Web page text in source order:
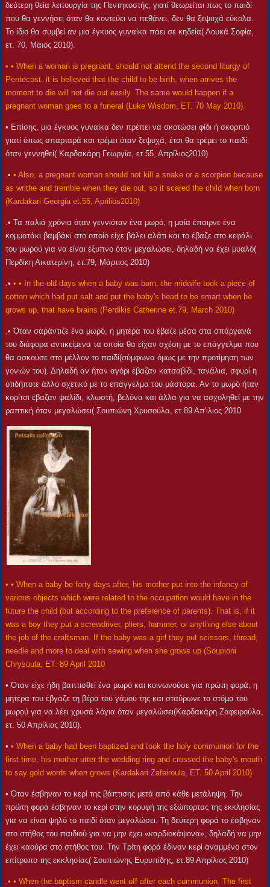
δεύτερη θεία λειτουργία της Πεντηκοστής, γιατί θεωρείται πως το παιδί
που θα γεννήσει όταν θα κοντεύει να πεθάνει, δεν θα ξεψυχά εύκολα.
Το ίδιο θα συμβεί αν μια έγκυος γυναίκα πάει σε κηδεία( Λουκά Σοφία,
ετ. 70, Μάιος 2010).
• • When a woman is pregnant, should not attend the second liturgy of
Pentecost, it is believed that the child to be birth, when arrives the
moment to die will not die out easily. The same would happen if a
pregnant woman goes to a funeral (Luke Wisdom, ET. 70 May 2010).
• Επίσης, μια έγκυος γυναίκα δεν πρέπει να σκοτώσει φίδι ή σκορπιό
γιατί όπως σπαρταρά και τρέμει όταν ξεψυχά, έτσι θα τρέμει το παιδί
όταν γεννηθεί( Καρδακάρη Γεωργία, ετ.55, Απρίλιος2010)
.• • Also, a pregnant woman should not kill a snake or a scorpion because
as writhe and tremble when they die out, so it scared the child when born
(Kardakari Georgia et.55, Aprilios2010)
.• Τα παλιά χρόνια όταν γεννιόταν ένα μωρό, η μαία έπαιρνε ένα
κομματάκι βαμβάκι στο οποίο είχε βάλει αλάτι και το έβαζε στο κεφάλι
του μωρού για να είναι έξυπνο όταν μεγαλώσει, δηλαδή να έχει μυαλό(
Περδίκη Αικατερίνη, ετ.79, Μάρτιος 2010)
.• • • In the old days when a baby was born, the midwife took a piece of
cotton which had put salt and put the baby's head to be smart when he
grows up, that have brains (Perdikis Catherine et.79, March 2010)
.• Όταν σαράντιζε ένα μωρό, η μητέρα του έβαζε μέσα στα σπάργανά
του διάφορα αντικείμενα τα οποία θα είχαν σχέση με το επάγγελμα που
θα ασκούσε στο μέλλον το παιδί(σύμφωνα όμως με την προτίμηση των
γονιών του). Δηλαδή αν ήταν αγόρι έβαζαν κατσαβίδι, τανάλια, σφυρί η
οτιδήποτε άλλο σχετικό με το επάγγελμα του μάστορα. Αν το μωρό ήταν
κορίτσι έβαζαν ψαλίδι, κλωστή, βελόνα και άλλα για να ασχοληθεί με την
ραπτική όταν μεγαλώσει( Σουπιώνη Χρυσούλα, ετ.89 Απ'ιλιος 2010
• • When a baby be forty days after, his mother put into the infancy of
various objects which were related to the occupation would have in the
future the child (but according to the preference of parents). That is, if it
was a boy they put a screwdriver, pliers, hammer, or anything else about
the job of the craftsman. If the baby was a girl they put scissors, thread,
needle and more to deal with sewing when she grows up (Soupioni
Chrysoula, ET. 89 April 2010
• Όταν είχε ήδη βαπτισθεί ένα μωρό και κοινωνούσε για πρώτη φορά, η
μητέρα του έβγαζε τη βέρα του γάμου της και σταύρωνε το στόμα του
μωρού για να λέει χρυσά λόγια όταν μεγαλώσει(Καρδακάρη Ζαφειρούλα,
ετ. 50 Απρίλιος 2010).
•• When a baby had been baptized and took the holy communion for the
first time, his mother utter the wedding ring and crossed the baby's mouth
to say gold words when grows (Kardakari Zafeiroula, ET. 50 April 2010)
• Όταν έσβηναν το κερί της βάπτισης μετά από κάθε μετάληψη. Την
πρώτη φορά έσβηναν το κερί στην κορυφή της εξώπορτας της εκκλησίας
για να είναι ψηλό το παιδί όταν μεγαλώσει. Τη δεύτερη φορά το έσβηναν
στο στήθος του παιδιού για να μην έχει «καρδιοκάψονα», δηλαδή να μην
έχει καούρα στο στήθος του. Την Τρίτη φορά έδιναν κερί αναμμένο στον
επίτροπο της εκκλησίας( Σουπιώνης Ευρυπίδης, ετ.89 Απρίλιος 2010)
.• • When the baptism candle went off after each communion. The first